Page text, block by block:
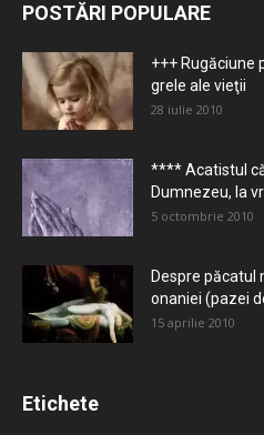
POSTĂRI POPULARE
+++
grele ale vieţii
28 iulie 2010
**** Acatistul
Dumnezeu, la
5 octombrie 2010
Despre păcatul
onaniei (pazei
15 aprilie 2010
Etichete